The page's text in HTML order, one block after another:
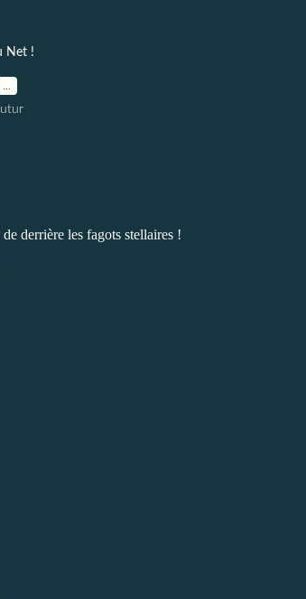
Net !
derrière les fagots stellaires !